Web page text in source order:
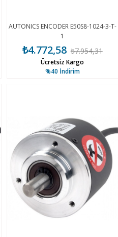
AUTONICS ENCODER E50S8-1024-3-T-
1
₺4.772,58 ₺7.954,31
%40 İndirim
Ücretsiz Kargo